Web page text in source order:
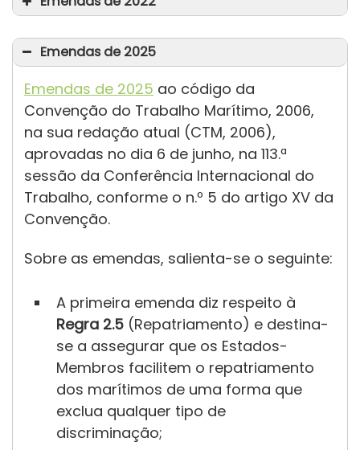
Regra 1.4
Emendas de 2025
Emendas de 2025 ao código da
Convenção do Trabalho Marítimo, 2006,
na sua redação atual (CTM, 2006),
aprovadas no dia 6 de junho, na 113.ª
sessão da Conferência Internacional do
Trabalho, conforme o n.º 5 do artigo XV da
Convenção.
Sobre as emendas, salienta-se o seguinte:
A primeira emenda diz respeito à
Regra 2.5 (Repatriamento) e destina-
se a assegurar que os Estados-
Membros facilitem o repatriamento
dos marítimos de uma forma que
exclua qualquer tipo de
discriminação;